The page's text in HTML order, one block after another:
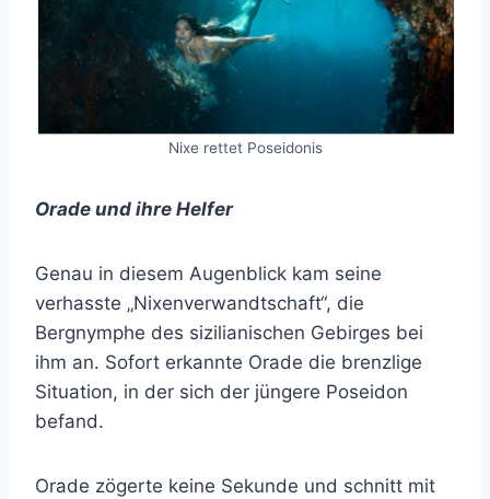
Nixe rettet Poseidonis
Orade und ihre Helfer
Genau in diesem Augenblick kam seine
verhasste „Nixenverwandtschaft“, die
Bergnymphe des sizilianischen Gebirges bei
ihm an. Sofort erkannte Orade die brenzlige
Situation, in der sich der jüngere Poseidon
befand.
Orade zögerte keine Sekunde und schnitt mit